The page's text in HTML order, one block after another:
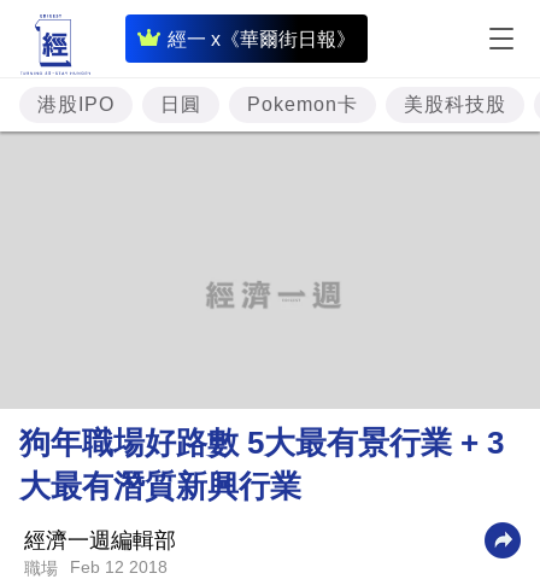
經一 x《華爾街日報》
即
時
財
經
理
財
商
業
科
港股IPO 日圓 Pokemon卡 美股科技股
狗年職場好路數 5大最有景行業 + 3
大最有潛質新興行業
經濟一週編輯部
職場 Feb 12 2018